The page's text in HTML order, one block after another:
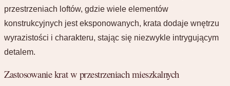
przestrzeniach loftów, gdzie wiele elementów
konstrukcyjnych jest eksponowanych, krata dodaje wnętrzu
wyrazistości i charakteru, stając się niezwykle intrygującym
detalem.
Zastosowanie krat w przestrzeniach mieszkalnych